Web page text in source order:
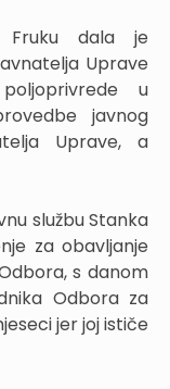
Fruku dala je
Uprave
u
javnog
Uprave, a
službu Stanka
za obavljanje
s danom
Odbora za
jer joj ističe